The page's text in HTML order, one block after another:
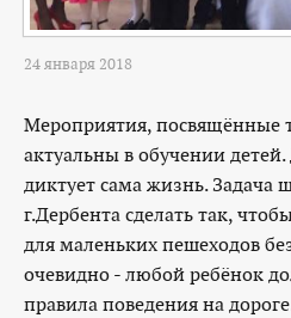
24 января 2018
Мероприятия, посвящённые
актуальны в обучении
диктует сама жизнь.
г.Дербента сделать так,
для маленьких пешеходов
очевидно - любой ребёнок
правила поведения на